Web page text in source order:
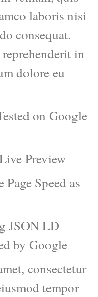
laboris nisi
consequat.
in
dolore eu
on Google
Preview
Speed as
JSON LD
by Google
consectetur
tempor